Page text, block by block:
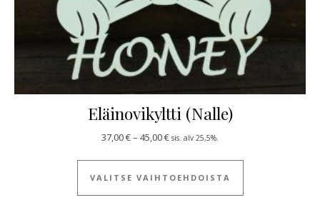
Eläinovikyltti (Nalle)
37,00€– 45,00€Hintaluokka: 37,00 € - 45,00 €
sis. alv 25,5%.
VALITSE VAIHTOEHDOISTA
Tällä tuotteella